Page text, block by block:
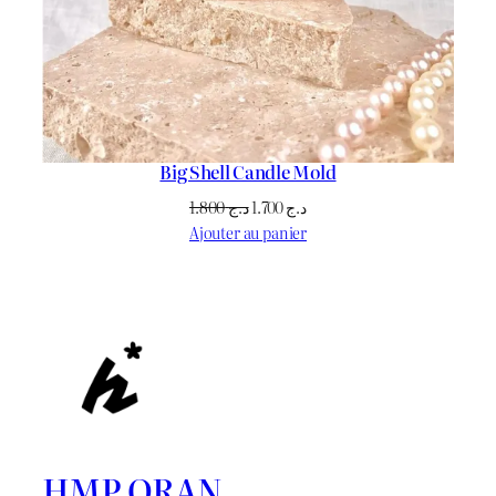
Big Shell Candle Mold
د.ج1.800
Le
prix
د.ج1.700
Le
prix
Ajouter au panier